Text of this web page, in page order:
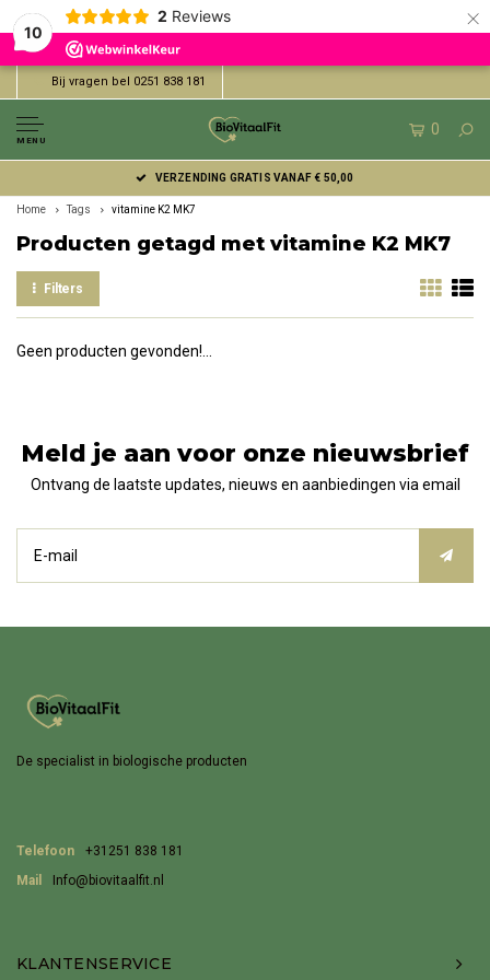
10
2 Reviews ×
Bij vragen bel 0251 838 181
MENU
0
VERZENDING GRATIS VANAF € 50,00
Home Tags vitamine K2 MK7
Producten getagd met vitamine K2 MK7
Filters
Geen producten gevonden!...
Meld je aan voor onze nieuwsbrief
Ontvang de laatste updates, nieuws en aanbiedingen via email
De specialist in biologische producten
Telefoon
+31251 838 181
Mail
Info@biovitaalfit.nl
KLANTENSERVICE